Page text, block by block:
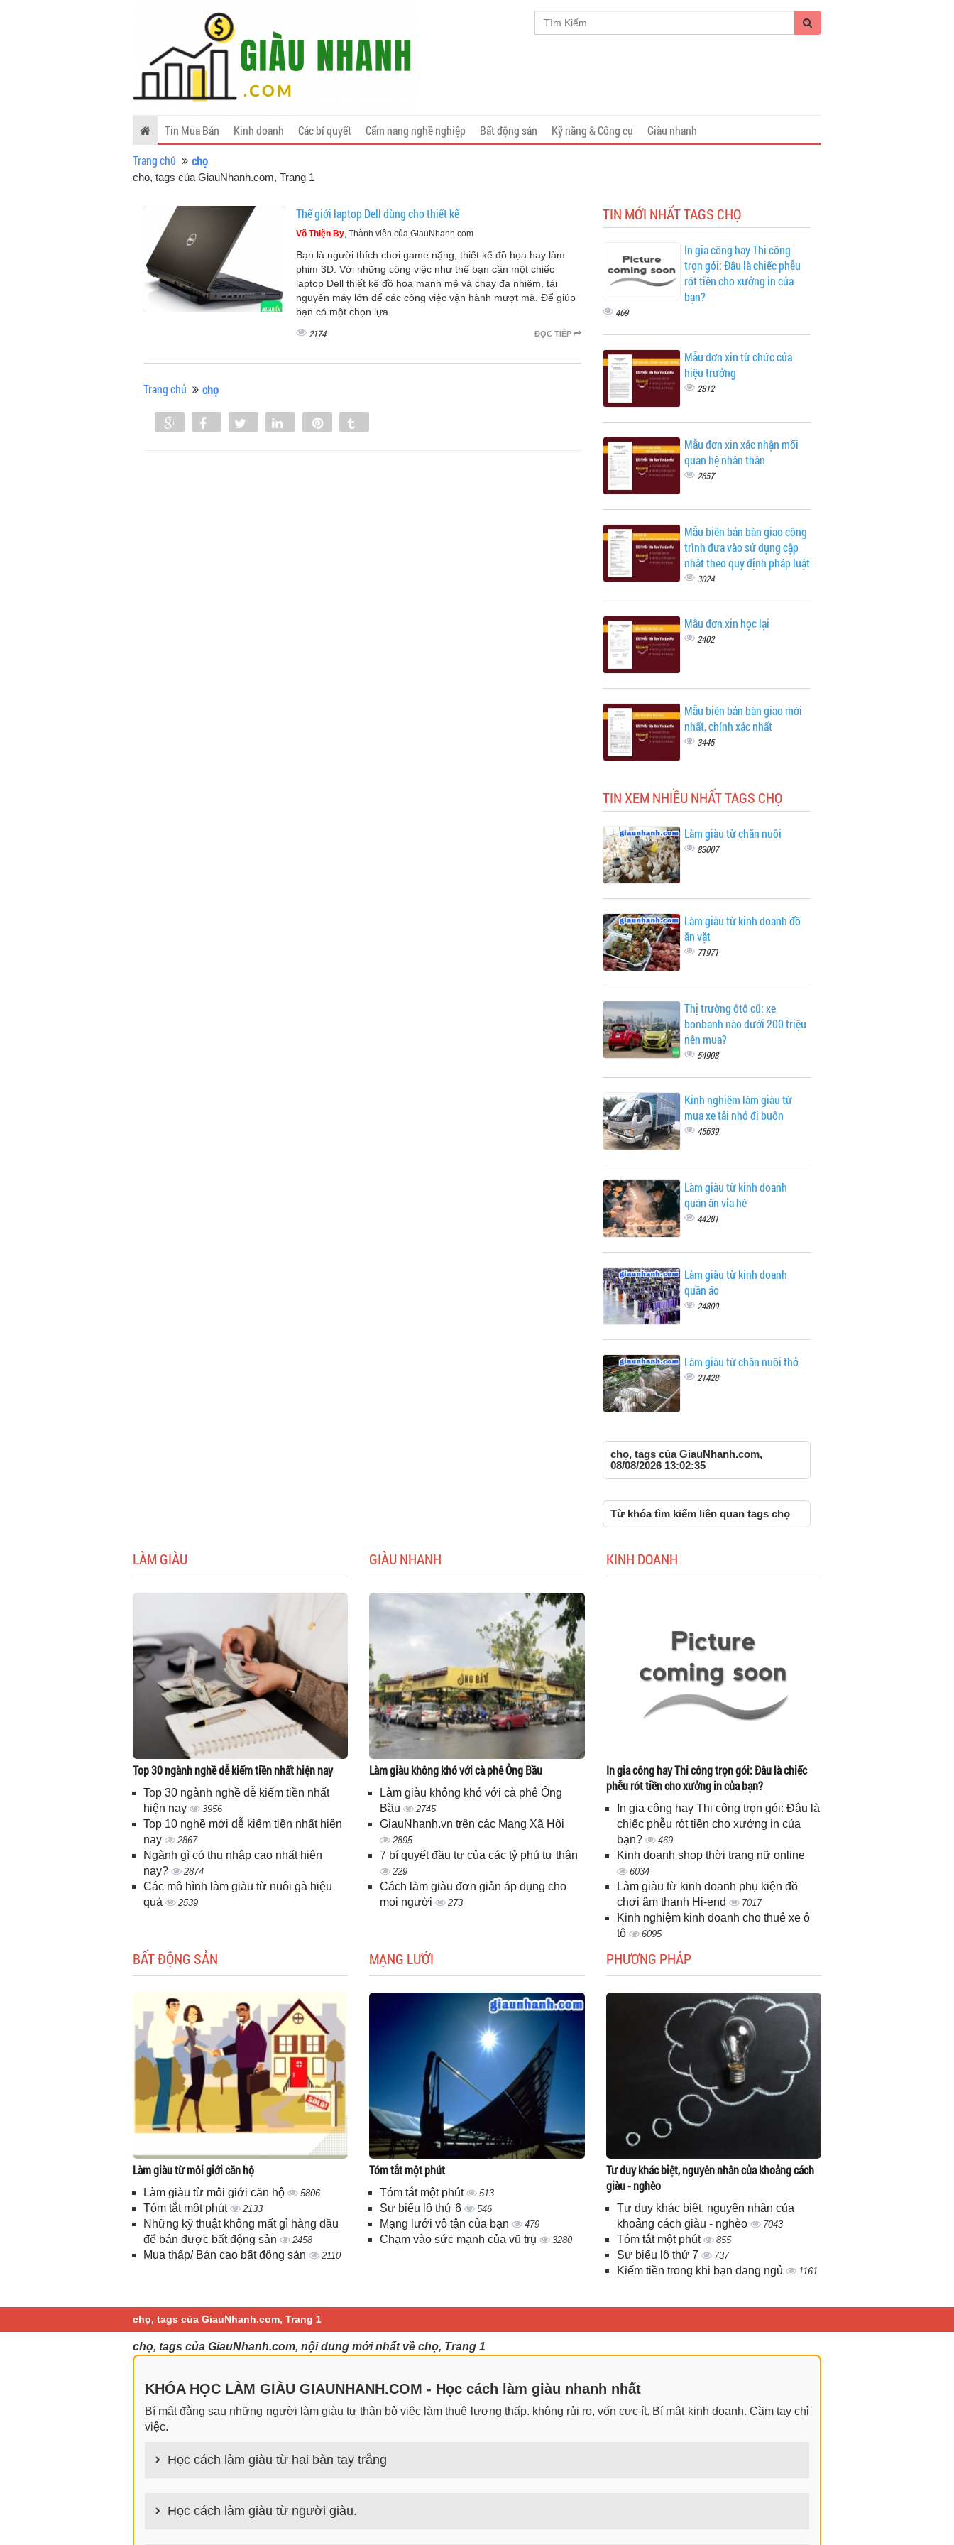
Tin Mua Bán Kinh doanh Các bí quyết Cẩm nang nghề nghiệp Bất động sản Kỹ năng & Công cụ
Giàu nhanh
Trang chủ
chọ
chọ, tags của GiauNhanh.com, Trang 1
Thế giới laptop Dell dùng cho thiết kế
Võ Thiện By, Thành viên của GiauNhanh.com
Bạn là người thích chơi game nặng, thiết kế đồ họa hay làm
phim 3D. Với những công việc như thế bạn cần một chiếc
laptop Dell thiết kế đồ họa mạnh mẽ và chạy đa nhiệm, tài
nguyên máy lớn để các công việc vận hành mượt mà. Để giúp
bạn có một chọn lựa
ĐỌC TIẾP
2174
Trang chủ chọ
Share Share Tweet Share
TIN MỚI NHẤT TAGS CHỌ
In gia công hay Thi công
trọn gói: Đâu là chiếc phễu
rót tiền cho xưởng in của
bạn?
469
Mẫu đơn xin từ chức của
hiệu trưởng
2812
Mẫu đơn xin xác nhận mối
quan hệ nhân thân
2657
Mẫu biên bản bàn giao công
trình đưa vào sử dụng cập
nhật theo quy định pháp luật
3024
Mẫu đơn xin học lại
2402
Mẫu biên bản bàn giao mới
nhất, chính xác nhất
3445
TIN XEM NHIỀU NHẤT TAGS CHỌ
Làm giàu từ chăn nuôi
83007
Làm giàu từ kinh doanh đồ
ăn vặt
71971
Thị trường ôtô cũ: xe
bonbanh nào dưới 200 triệu
nên mua?
54908
Kinh nghiệm làm giàu từ
mua xe tải nhỏ đi buôn
45639
Làm giàu từ kinh doanh
quán ăn vỉa hè
44281
Làm giàu từ kinh doanh
quần áo
24809
Làm giàu từ chăn nuôi thỏ
21428
chọ, tags của GiauNhanh.com,
08/08/2026 13:02:35
Từ khóa tìm kiếm liên quan tags chọ
LÀM GIÀU
Top 30 ngành nghề dễ kiếm tiền nhất hiện nay
Top 30 ngành nghề dễ kiếm tiền nhất
hiện nay
3956
Top 10 nghề mới dễ kiếm tiền nhất hiện
nay
2867
Ngành gì có thu nhập cao nhất hiện
nay?
2874
Các mô hình làm giàu từ nuôi gà hiệu
quả
2539
GIÀU NHANH
Làm giàu không khó với cà phê Ông Bầu
Làm giàu không khó với cà phê Ông
Bầu
2745
GiauNhanh.vn trên các Mạng Xã Hội
2895
7 bí quyết đầu tư của các tỷ phú tự thân
229
Cách làm giàu đơn giản áp dụng cho
mọi người
273
KINH DOANH
In gia công hay Thi công trọn gói: Đâu là chiếc
phễu rót tiền cho xưởng in của bạn?
In gia công hay Thi công trọn gói: Đâu là
chiếc phễu rót tiền cho xưởng in của
bạn?
469
Kinh doanh shop thời trang nữ online
6034
Làm giàu từ kinh doanh phụ kiện đồ
chơi âm thanh Hi-end
7017
Kinh nghiệm kinh doanh cho thuê xe ô
tô
6095
BẤT ĐỘNG SẢN
Làm giàu từ môi giới căn hộ
Làm giàu từ môi giới căn hộ 5806
Tóm tắt một phút 2133
Những kỹ thuật không mất gì hàng đầu
để bán được bất động sản
2458
Mua thấp/ Bán cao bất động sản 2110
MẠNG LƯỚI
Tóm tắt một phút
Tóm tắt một phút 513
Sự biểu lộ thứ 6 546
Mạng lưới vô tận của bạn 479
Chạm vào sức mạnh của vũ trụ 3280
PHƯƠNG PHÁP
Tư duy khác biệt, nguyên nhân của khoảng cách
giàu - nghèo
Tư duy khác biệt, nguyên nhân của
khoảng cách giàu - nghèo
7043
Tóm tắt một phút 855
Sự biểu lộ thứ 7 737
Kiếm tiền trong khi bạn đang ngủ 1161
chọ, tags của GiauNhanh.com, Trang 1
chọ, tags của GiauNhanh.com, nội dung mới nhất về chọ, Trang 1
KHÓA HỌC LÀM GIÀU GIAUNHANH.COM - Học cách làm giàu nhanh nhất
Bí mật đằng sau những người làm giàu tự thân bỏ việc làm thuê lương thấp. không rủi ro, vốn cực ít. Bí mật kinh doanh. Cầm tay chỉ
việc.
Học cách làm giàu từ hai bàn tay trắng
Học cách làm giàu từ người giàu.